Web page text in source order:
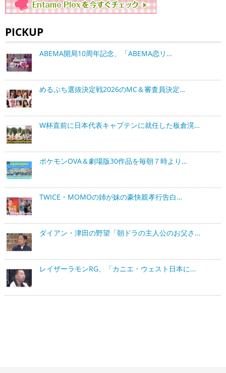
PICKUP
ABEMA開局10周年記念、「ABEMA恋リ…
めるぷち選抜決定戦2026のMC＆審査員決定…
W杯直前に日本代表キャプテンに就任した板倉滉…
ポケモンOVA＆劇場版30作品を毎朝７時より…
TWICE・MOMOの姉が妹の豪快親孝行告白…
ダイアン・津田の野望「朝ドラの主人公のお父さ…
レイザーラモンRG、「カニエ・ウェスト日本に…